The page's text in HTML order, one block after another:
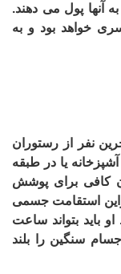
و به همین دلیل همیشه 110٪ به آنها پول می دهند.
خواهد بود و به
نفر از رستوران
یا در طبقه
کافی برای پوشش
استقامت جسمی
بتواند ساعت
سنگین را بلند